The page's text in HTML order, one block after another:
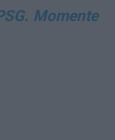
Momente